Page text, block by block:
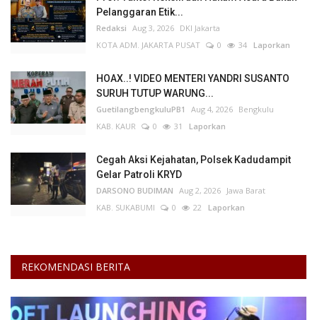
Pelanggaran Etik...
Redaksi Aug 3, 2026 DKI Jakarta
KOTA ADM. JAKARTA PUSAT
0 34 Laporkan
HOAX..! VIDEO MENTERI YANDRI SUSANTO
SURUH TUTUP WARUNG...
GuetilangbengkuluPB1 Aug 4, 2026 Bengkulu
KAB. KAUR
0 31 Laporkan
Cegah Aksi Kejahatan, Polsek Kadudampit
Gelar Patroli KRYD
DARSONO BUDIMAN Aug 2, 2026 Jawa Barat
KAB. SUKABUMI
0 22 Laporkan
REKOMENDASI BERITA